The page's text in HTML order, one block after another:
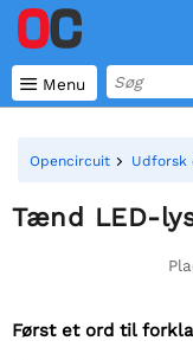
 Menu
Opencircuit Udforsk
Tænd LED-
Først et ord til